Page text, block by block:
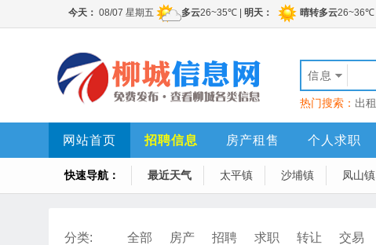
信息
热门搜索： 出租
网站首页 招聘信息 房产租售 个人求职
快速导航： 最近天气 太平镇 沙埔镇 凤山镇
分类: 全部 房产 招聘 求职 转让 交易